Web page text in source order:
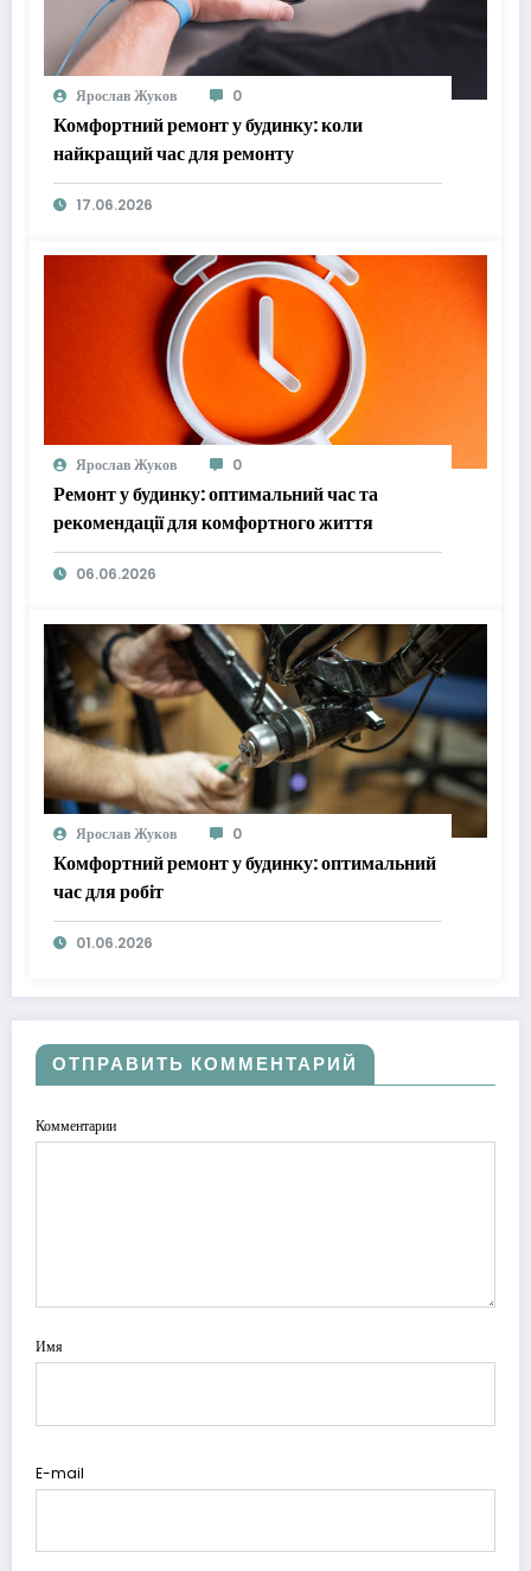
Ярослав Жуков 0
Комфортний ремонт у будинку: коли
найкращий час для ремонту
17.06.2026
Ярослав Жуков 0
Ремонт у будинку: оптимальний час та
рекомендації для комфортного життя
06.06.2026
Ярослав Жуков 0
Комфортний ремонт у будинку: оптимальний
час для робіт
01.06.2026
ОТПРАВИТЬ КОММЕНТАРИЙ
Комментарии
Имя
E-mail